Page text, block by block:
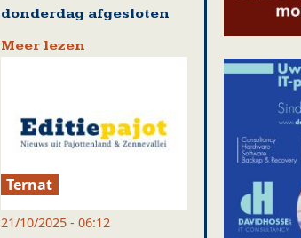
donderdag afgesloten
Meer lezen
Ternat
21/10/2025 - 06:12